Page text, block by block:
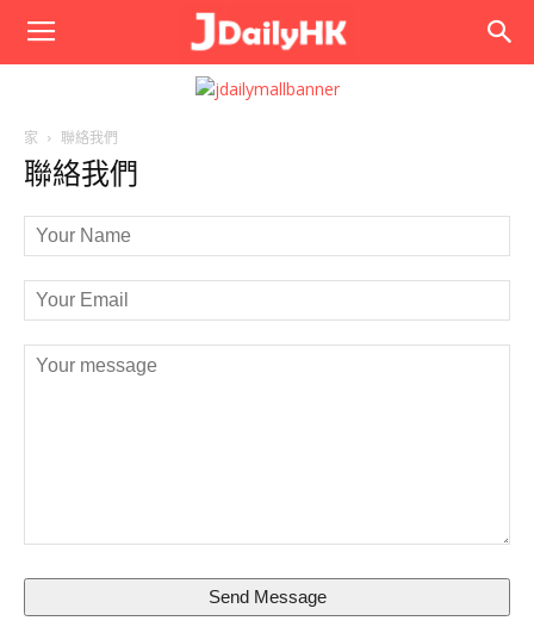
JPhoto
家 聯絡我們
聯絡我們
Send Message